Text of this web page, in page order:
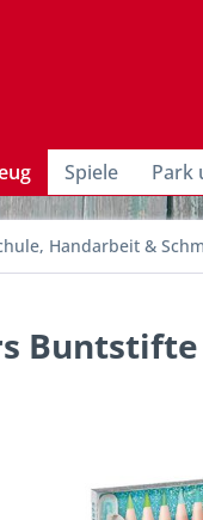
Spiele Park
Handarbeit &